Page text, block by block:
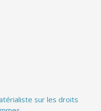
sur les droits